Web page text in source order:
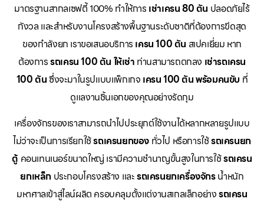
มาตรฐานสากลเซฟตี้ 100% ทำให้การ เช่าเครน 80 ตัน ปลอดภัยไร้
กังวล และสำหรับงานโครงสร้างพื้นฐานระดับชาติที่ต้องการขีดสุด
ของกำลังยก เราขอเสนอบริการ เครน 100 ตัน สเปคเยี่ยม หาก
ต้องการรถเครน 100 ตัน ให้เช่า ท่านสามารถตกลง เช่ารถเครน
100 ตันซึ่งจะมาในรูปแบบแพ็กเกจ เครน 100 ตัน พร้อมคนขับ ที่
ดูแลงานชิ้นเอกของคุณอย่างรัดกุม
เครื่องจักรของเราสามารถนำไปประยุกต์ใช้งานได้หลากหลายรูปแบบ
ไม่ว่าจะเป็นการเรียกใช้รถเครนยกของ ทั่วไป หรือการใช้รถเครนยก
ตู้ คอนเทนเนอร์ขนาดใหญ่ เรามีความชำนาญขั้นสูงในการใช้รถเครน
ยกเหล็ก ประกอบโครงสร้าง และรถเครนยกเครื่องจักรน้ำหนัก
มหาศาลเข้าสู่ไลน์ผลิต ครอบคลุมตั้งแต่งานสเกลเล็กอย่างรถเครน